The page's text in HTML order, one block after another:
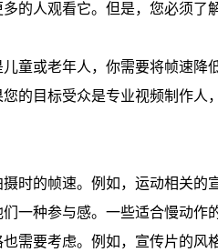
的人观看它。但是，您必须
童或老年人，你需要将帧速
的目标受众是专业视频制作人
时的帧速。例如，运动相关
一种参与感。一些适合慢动作
需要考虑。例如，宣传片的